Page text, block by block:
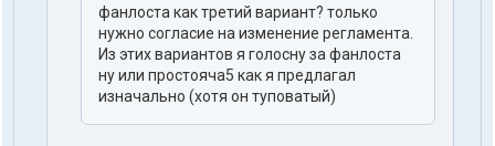
фанлоста как третий вариант? только
нужно согласие на изменение регламента.
Из этих вариантов я голосну за фанлоста
ну или простояча5 как я предлагал
изначально (хотя он туповатый)